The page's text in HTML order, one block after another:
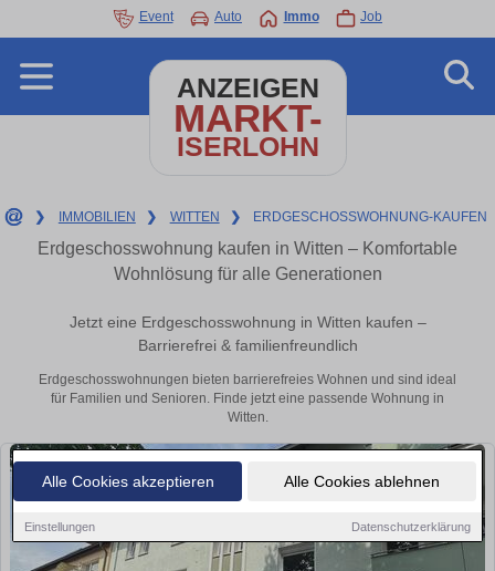
Alle Cookies akzeptieren Alle Cookies ablehnen
Einstellungen Datenschutzerklärung
Event Auto Immo Job
ANZEIGEN
MARKT-
ISERLOHN
❯ IMMOBILIEN ❯ WITTEN ❯ ERDGESCHOSSWOHNUNG-KAUFEN
Erdgeschosswohnung kaufen in Witten – Komfortable
Wohnlösung für alle Generationen
Jetzt eine Erdgeschosswohnung in Witten kaufen –
Barrierefrei & familienfreundlich
Erdgeschosswohnungen bieten barrierefreies Wohnen und sind ideal
für Familien und Senioren. Finde jetzt eine passende Wohnung in
Witten.